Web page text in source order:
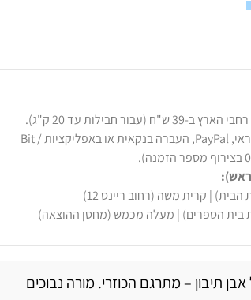
(עבור חבילות עד 20 ק"ג).
כרטיסי אשראי, PayPal, העברה בנקאית או באפליקציות Bit /
| קרית משה (רחוב ריינס 12)
בית הספרים) | מעלה מכמש (מחסן ההוצאה)
תיבון – מתרגם הכוזרי. מורה נבוכים